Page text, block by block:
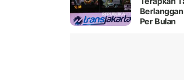
Per Bulan